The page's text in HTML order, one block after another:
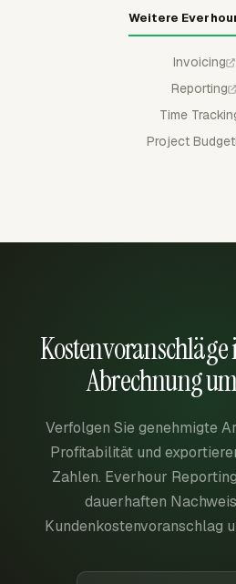
Weitere
Invoicing
Reporting
Time
Project
Abrechnung
Verfolgen Sie genehmigte
Profitabilität und
Zahlen. Everhour
dauerhaften
Kundenkostenvoranschlag